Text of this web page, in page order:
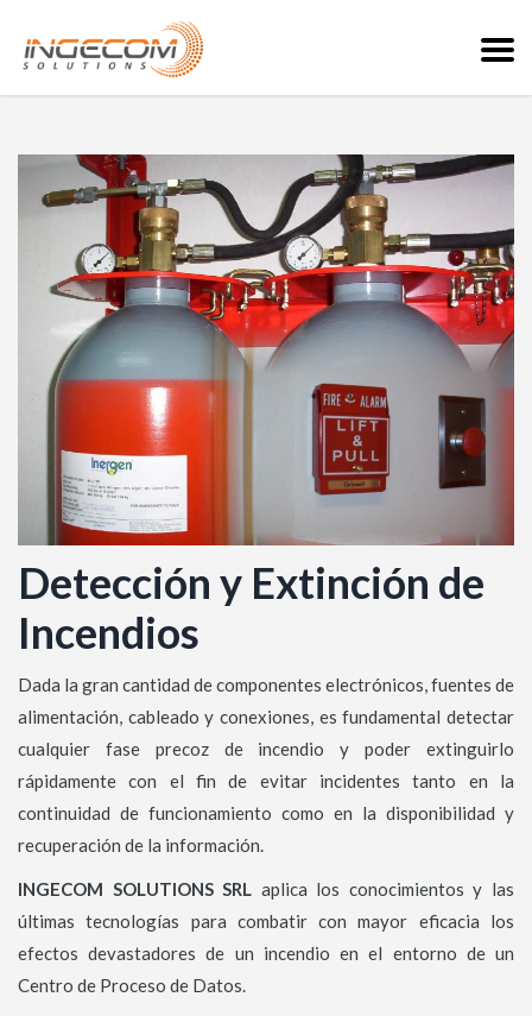
Detección y Extinción de
Incendios
Dada la gran cantidad de componentes electrónicos, fuentes de
alimentación, cableado y conexiones, es fundamental detectar
cualquier fase precoz de incendio y poder extinguirlo
rápidamente con el fin de evitar incidentes tanto en la
continuidad de funcionamiento como en la disponibilidad y
recuperación de la información.
INGECOM SOLUTIONS SRL aplica los conocimientos y las
últimas tecnologías para combatir con mayor eficacia los
efectos devastadores de un incendio en el entorno de un
Centro de Proceso de Datos.